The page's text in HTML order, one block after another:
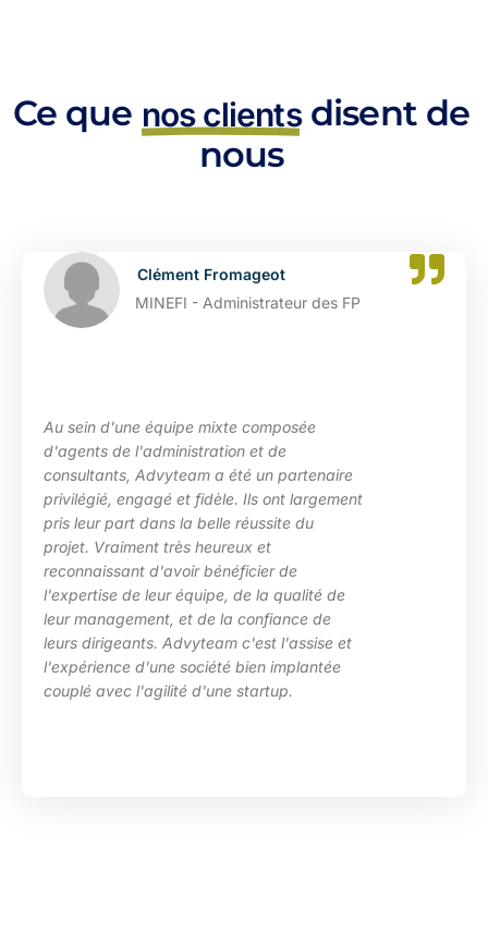
Ce que nos clientsdisent de
nous
Clément Fromageot
MINEFI - Administrateur des FP
sein d'une équipe mixte composée
de l'administration et de
Advyteam a été un partenaire
engagé et fidèle. Ils ont largement
leur part dans la belle réussite du
Vraiment très heureux et
d'avoir bénéficier de
de leur équipe, de la qualité de
management, et de la confiance de
dirigeants. Advyteam c'est l'assise et
d'une société bien implantée
avec l'agilité d'une startup.